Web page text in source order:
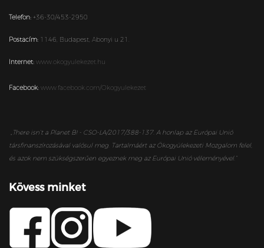
Telefon: +36-30/453-2950
Postacím: 1146, Budapest, Abonyi u 21.
Internet: www.okogyulekezet.hu
Facebook: www.facebook.com/Okogyulekezet
„ There isn’t a Planet B! - CSO-LA/2017/388-137. A honlap az Európai Unió
társfinanszírozásával valósul meg. Tartalmáért az Ökogyülekezeti Mozgalom felel,
és azok nem szükségszerűen egyeznek meg az Európai Unió véleményével.”
Kövess minket